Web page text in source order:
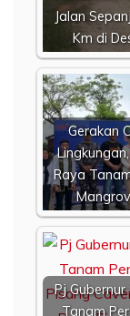
Jalan
Km di
Gerakan
Raya
Pj Gubernur
Tanam